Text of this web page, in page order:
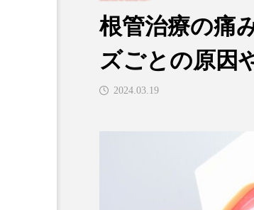
根管治療
根管治療の痛
ズごとの原因
2024.03.19